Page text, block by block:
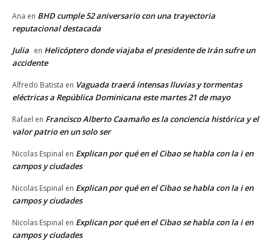
Ana en BHD cumple 52 aniversario con una trayectoria
reputacional destacada
Julia en Helicóptero donde viajaba el presidente de Irán sufre un
accidente
Alfredo Batista en Vaguada traerá intensas lluvias y tormentas
eléctricas a República Dominicana este martes 21 de mayo
Rafael en Francisco Alberto Caamaño es la conciencia histórica y el
valor patrio en un solo ser
Nicolas Espinal en Explican por qué en el Cibao se habla con la i en
campos y ciudades
Nicolas Espinal en Explican por qué en el Cibao se habla con la i en
campos y ciudades
Nicolas Espinal en Explican por qué en el Cibao se habla con la i en
campos y ciudades